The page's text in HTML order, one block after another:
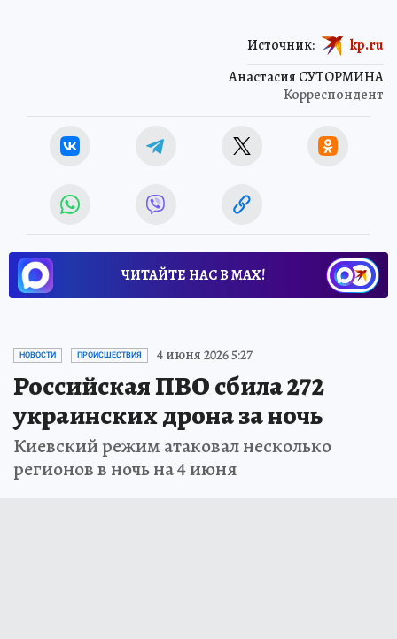
Анастасия СУТОРМИНА
Корреспондент
Источник: kp.ru
ЧИТАЙТЕ НАС В МАХ!
НОВОСТИ ПРОИСШЕСТВИЯ 4 июня 2026 5:27
Российская ПВО сбила 272
украинских дрона за ночь
Киевский режим атаковал несколько
регионов в ночь на 4 июня